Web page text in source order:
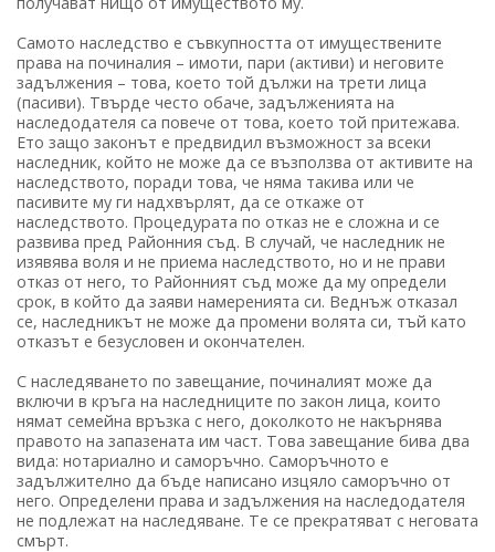
Самото наследство е съвкупността от имуществените
права на починалия – имоти, пари (активи) и неговите
задължения – това, което той дължи на трети лица
(пасиви). Твърде често обаче, задълженията на
наследодателя са повече от това, което той притежава.
Ето защо законът е предвидил възможност за всеки
наследник, който не може да се възползва от активите на
наследството, поради това, че няма такива или че
пасивите му ги надхвърлят, да се откаже от
наследството. Процедурата по отказ не е сложна и се
развива пред Районния съд. В случай, че наследник не
изявява воля и не приема наследството, но и не прави
отказ от него, то Районният съд може да му определи
срок, в който да заяви намеренията си. Веднъж отказал
се, наследникът не може да промени волята си, тъй като
отказът е безусловен и окончателен.
С наследяването по завещание, починалият може да
включи в кръга на наследниците по закон лица, които
нямат семейна връзка с него, доколкото не накърнява
правото на запазената им част. Това завещание бива два
вида: нотариално и саморъчно. Саморъчното е
задължително да бъде написано изцяло саморъчно от
него. Определени права и задължения на наследодателя
не подлежат на наследяване. Те се прекратяват с неговата
смърт.